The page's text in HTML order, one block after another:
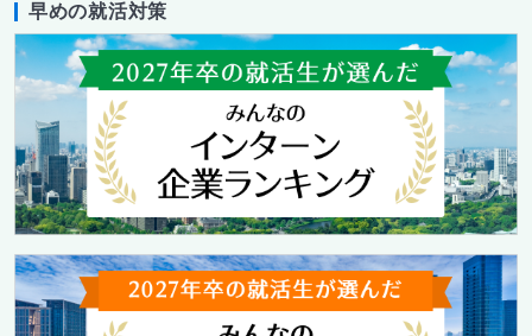
早めの就活対策